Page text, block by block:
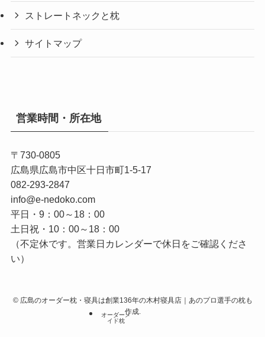
ストレートネックと枕
サイトマップ
営業時間・所在地
〒730-0805
広島県広島市中区十日市町1-5-17
082-293-2847
info@e-nedoko.com
平日・9：00～18：00
土日祝・10：00～18：00
（不定休です。営業日カレンダーで休日をご確認くださ
い）
©広島のオーダー枕・寝具は創業136年の木村寝具店｜あのプロ選手の枕も
作成.
オーダーメ
イド枕